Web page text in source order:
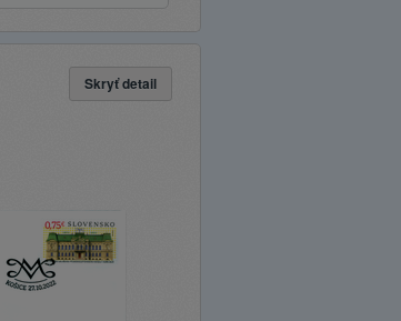
Skryť detail